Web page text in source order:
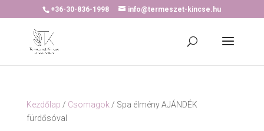
+36-30-836-1998 info@termeszet-kincse.hu
Kezdőlap / Csomagok / Spa élmény AJÁNDÉK
fürdősóval